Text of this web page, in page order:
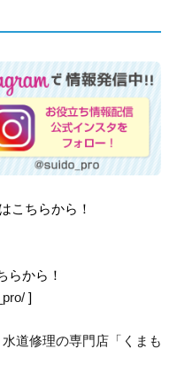
こちらから！
らから！
]
道修理の専門店「くまも